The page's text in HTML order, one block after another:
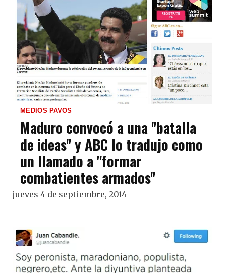
MEDIOS PAVOS
Maduro convocó a una "batalla
de ideas" y ABC lo tradujo como
un llamado a "formar
combatientes armados"
jueves 4 de septiembre, 2014